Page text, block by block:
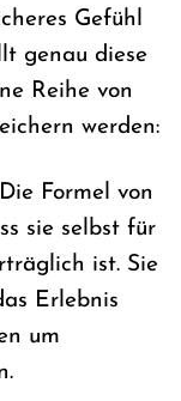
Gefühl
genau diese
Reihe von
werden:
Formel von
sie selbst für
ist. Sie
Erlebnis
um